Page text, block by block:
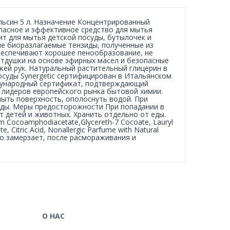
5 л. Назначение Концентрированный
и эффективное средство для мытья
для мытья детской посуды, бутылочек и
биоразлагаемые тензиды, полученные из
хорошее пенообразование, не
на основе эфирных масел и безопасные
рук. Натуральный растительный глицерин в
Synergetic сертифицирован в Итальянском
сертификат, подтверждающий
европейского рынка бытовой химии.
поверхность, ополоснуть водой. При
Меры предосторожности При попадании в
детей и животных. Хранить отдельно от еды.
Cocoamphodiacetate,Glycereth-7 Cocoate, Lauryl
Citric Acid, Nonallergic Parfume with Natural
замерзает, после расмораживания и
О НАС